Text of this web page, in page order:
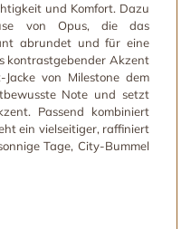
und Komfort. Dazu
von Opus, die das
abrundet und für eine
kontrastgebender Akzent
von Milestone dem
Note und setzt
Passend kombiniert
ein vielseitiger, raffiniert
Tage, City-Bummel